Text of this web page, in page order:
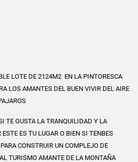
LOTE DE 2124M2 EN LA PINTORESCA
LOS AMANTES DEL BUEN VIVIR DEL AIRE
TE GUSTA LA TRANQUILIDAD Y LA
ES TU LUGAR O BIEN SI TENBES
CONSTRUIR UN COMPLEJO DE
TURISMO AMANTE DE LA MONTAÑA